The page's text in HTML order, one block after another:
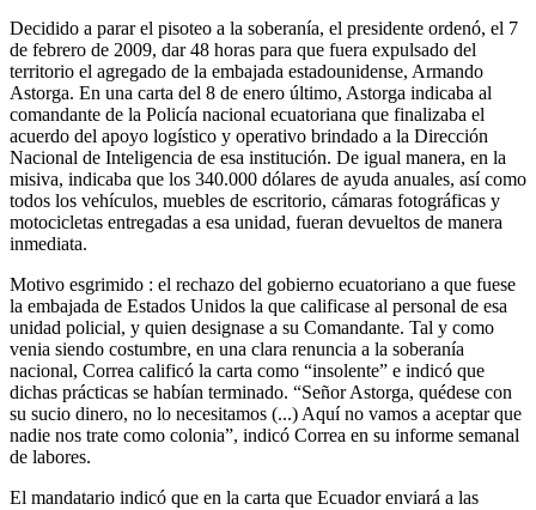
Decidido a parar el pisoteo a la soberanía, el presidente ordenó, el 7
de febrero de 2009, dar 48 horas para que fuera expulsado del
territorio el agregado de la embajada estadounidense, Armando
Astorga. En una carta del 8 de enero último, Astorga indicaba al
comandante de la Policía nacional ecuatoriana que finalizaba el
acuerdo del apoyo logístico y operativo brindado a la Dirección
Nacional de Inteligencia de esa institución. De igual manera, en la
misiva, indicaba que los 340.000 dólares de ayuda anuales, así como
todos los vehículos, muebles de escritorio, cámaras fotográficas y
motocicletas entregadas a esa unidad, fueran devueltos de manera
inmediata.
Motivo esgrimido : el rechazo del gobierno ecuatoriano a que fuese
la embajada de Estados Unidos la que calificase al personal de esa
unidad policial, y quien designase a su Comandante. Tal y como
venia siendo costumbre, en una clara renuncia a la soberanía
nacional, Correa calificó la carta como “insolente” e indicó que
dichas prácticas se habían terminado. “Señor Astorga, quédese con
su sucio dinero, no lo necesitamos (...) Aquí no vamos a aceptar que
nadie nos trate como colonia”, indicó Correa en su informe semanal
de labores.
El mandatario indicó que en la carta que Ecuador enviará a las